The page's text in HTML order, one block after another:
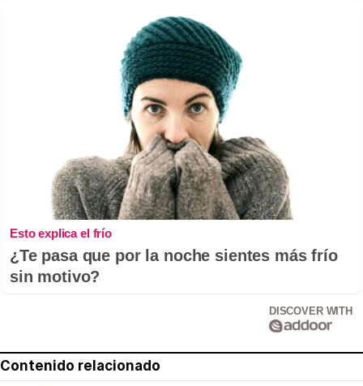
Esto explica el frío
¿Te pasa que por la noche sientes más frío
sin motivo?
DISCOVER WITH
Contenido relacionado